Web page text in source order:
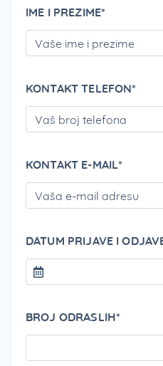
IME I PREZIME*
KONTAKT TELEFON*
KONTAKT E-MAIL*
DATUM PRIJAVE I
BROJ ODRASLIH*